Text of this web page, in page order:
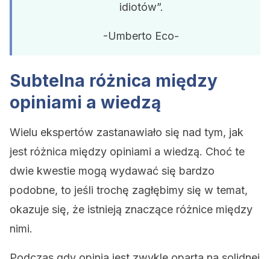
idiotów”.
-Umberto Eco-
Subtelna różnica między
opiniami a wiedzą
Wielu ekspertów zastanawiało się nad tym, jak
jest różnica między opiniami a wiedzą. Choć te
dwie kwestie mogą wydawać się bardzo
podobne, to jeśli trochę zagłębimy się w temat,
okazuje się, że istnieją znaczące różnice między
nimi.